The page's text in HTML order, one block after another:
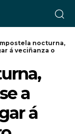
nocturna,
á veciñanza o
a
á